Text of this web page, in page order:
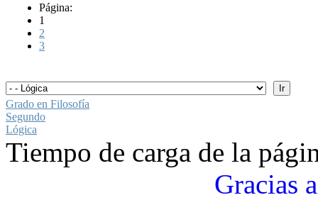
Página:
1
2
3
Grado en Filosofía
Segundo
Lógica
Tiempo de carga de la
Gracias a